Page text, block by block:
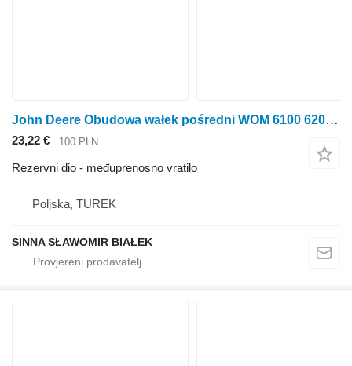
John Deere Obudowa wałek pośredni WOM 6100 6200 6300 6400 6506 przekładnia međuprenosno vratilo za John Deere 6100 6200 6300 6400 6506 traktora na kotačima
23,22 € 100 PLN
Rezervni dio - međuprenosno vratilo
Poljska, TUREK
SINNA SŁAWOMIR BIAŁEK